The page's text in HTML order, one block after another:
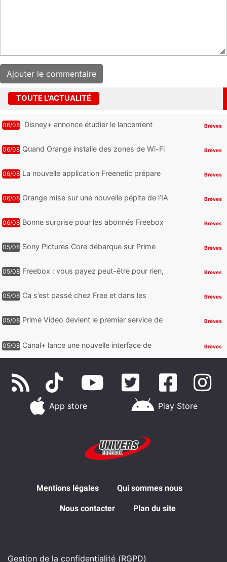
TOUTE L'ACTUALITÉ
06/08
Disney+ annonce étudier le lancement
Brèves
06/08 Quand Orange installe des zones de Wi-Fi
Brèves
06/08 La nouvelle application Freenetic prépare
Brèves
06/08 Orange mise sur une nouvelle pépite de l’IA Brèves
06/08 Bonne surprise pour les abonnés Freebox
Brèves
05/08 Sony Pictures Core débarque sur Prime
Brèves
05/08 Freebox : vous payez peut-être pour rien,
Brèves
05/08 Ca s’est passé chez Free et dans les
Brèves
05/08 Prime Video devient le premier service de
Brèves
05/08 Canal+ lance une nouvelle interface de
Brèves
App store Play Store
Mentions légales Qui sommes nous
Nous contacter Plan du site
Gestion de la confidentialité (RGPD)